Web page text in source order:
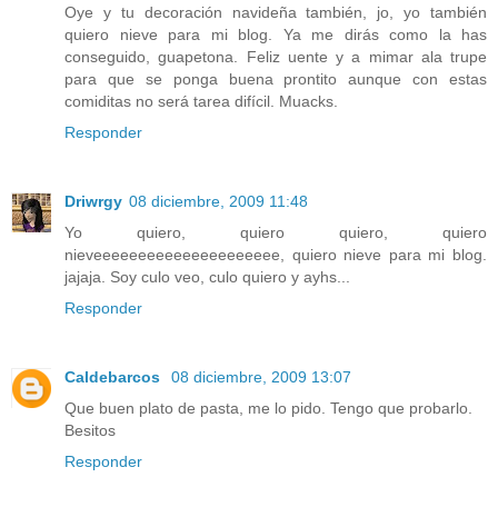
Oye y tu decoración navideña también, jo, yo también
quiero nieve para mi blog. Ya me dirás como la has
conseguido, guapetona. Feliz uente y a mimar ala trupe
para que se ponga buena prontito aunque con estas
comiditas no será tarea difícil. Muacks.
Responder
Driwrgy 08 diciembre, 2009 11:48
Yo quiero, quiero quiero, quiero
nieveeeeeeeeeeeeeeeeeeeee, quiero nieve para mi blog.
jajaja. Soy culo veo, culo quiero y ayhs...
Responder
Caldebarcos
08 diciembre, 2009 13:07
Que buen plato de pasta, me lo pido. Tengo que probarlo.
Besitos
Responder